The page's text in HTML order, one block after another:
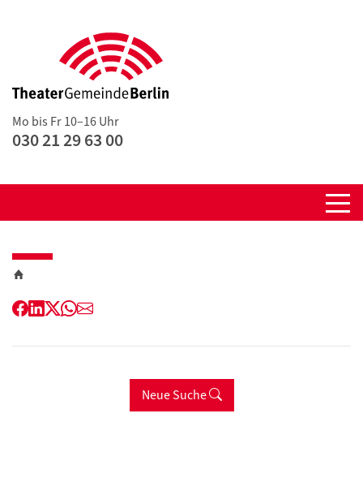
Mo bis Fr 10–16 Uhr
030 21 29 63 00
Facebook
LinkedIn
Twitter
WhatsApp
E-
Neue Suche